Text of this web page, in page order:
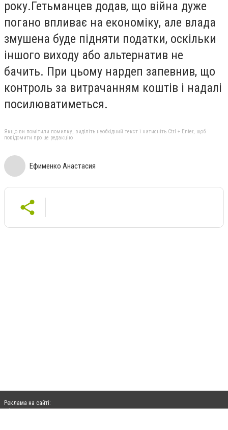
року.Гетьманцев додав, що війна дуже
погано впливає на економіку, але влада
змушена буде підняти податки, оскільки
іншого виходу або альтернатив не
бачить. При цьому нардеп запевнив, що
контроль за витрачанням коштів і надалі
посилюватиметься.
Якщо ви помітили помилку, виділіть необхідний текст і натисніть Ctrl + Enter, щоб
повідомити про це редакцію
Ефименко Анастасия
Реклама на сайті: